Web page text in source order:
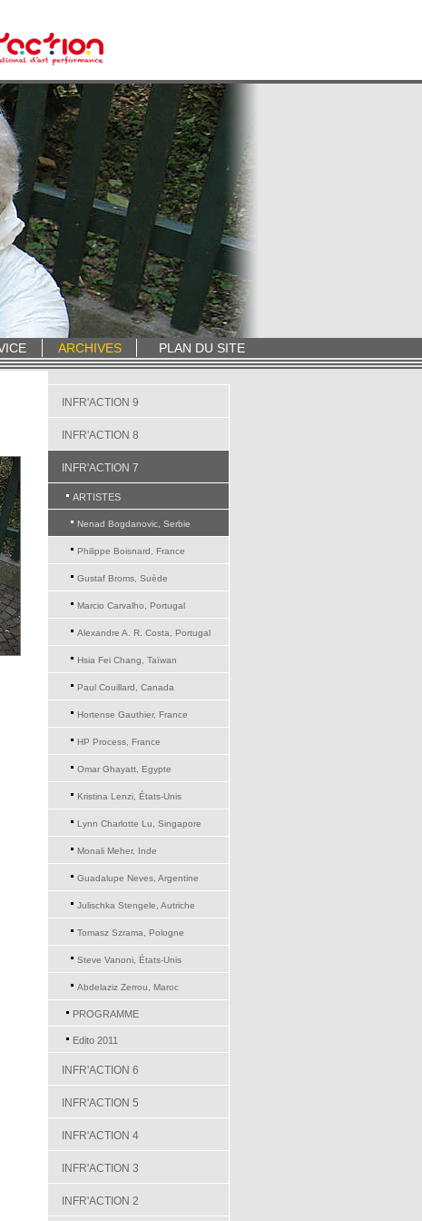
ARCHIVES PLAN DU SITE
INFR'ACTION 9
INFR'ACTION 8
INFR'ACTION 7
ARTISTES
Nenad Bogdanovic, Serbie
Philippe Boisnard, France
Gustaf Broms, Suède
Marcio Carvalho, Portugal
Alexandre A. R. Costa, Portugal
Hsia Fei Chang, Taïwan
Paul Couillard, Canada
Hortense Gauthier, France
HP Process, France
Omar Ghayatt, Egypte
Kristina Lenzi, États-Unis
Lynn Charlotte Lu, Singapore
Monali Meher, Inde
Guadalupe Neves, Argentine
Julischka Stengele, Autriche
Tomasz Szrama, Pologne
Steve Vanoni, États-Unis
Abdelaziz Zerrou, Maroc
PROGRAMME
Edito 2011
INFR'ACTION 6
INFR'ACTION 5
INFR'ACTION 4
INFR'ACTION 3
INFR'ACTION 2